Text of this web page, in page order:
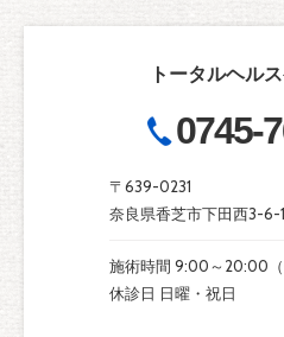
トータルヘル
0745-
〒639-0231
奈良県香芝市下田西3-6-1
施術時間 9:00～20:00（
休診日 日曜・祝日